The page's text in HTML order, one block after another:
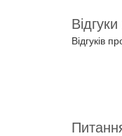
Відгуків